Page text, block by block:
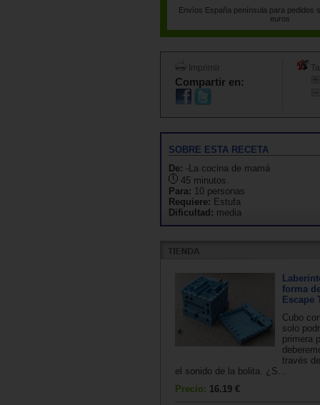
Envíos España península para pedidos
euros
Imprimir
Compartir en:
SOBRE ESTA RECETA
De: -La cocina de mamá
45 minutos.
Para: 10 personas
Requiere: Estufa
Dificultad: media
forma
Escape
Cubo
solo
primera
través
el sonido de la bolita. ¿S...
Precio: 16.19 €